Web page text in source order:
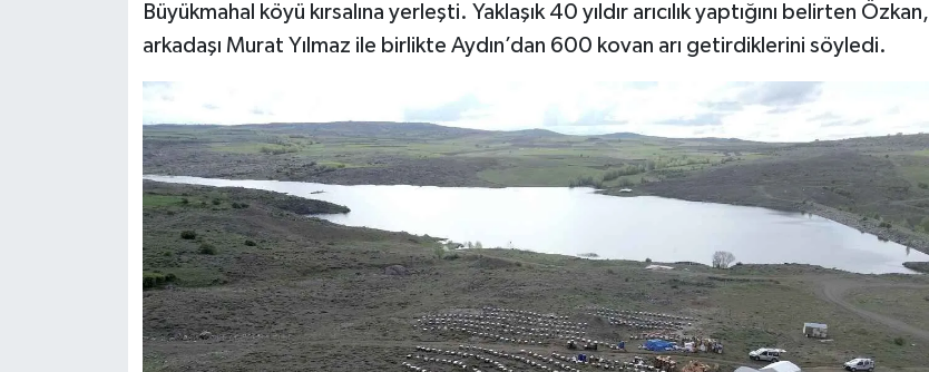
Büyükmahal köyü kırsalına yerleşti. Yaklaşık 40 yıldır arıcılık yaptığını belirten Özkan,
arkadaşı Murat Yılmaz ile birlikte Aydın’dan 600 kovan arı getirdiklerini söyledi.